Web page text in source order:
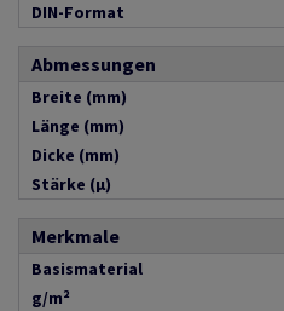
DIN-Format
Abmessungen
Breite (mm)
Länge (mm)
Dicke (mm)
Stärke (µ)
Merkmale
Basismaterial
g/m²